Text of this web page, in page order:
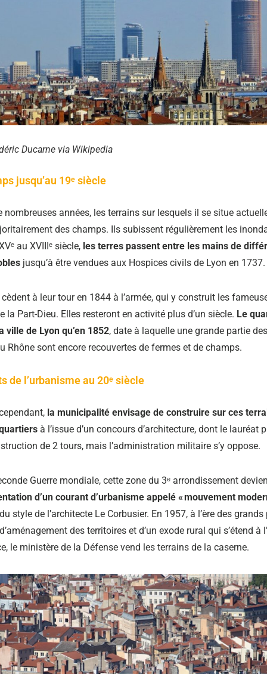
Ducarne via Wikipedia
jusqu’au 19ᵉ siècle
nombreuses années, les terrains sur lesquels il se situe
des champs. Ils subissent régulièrement les
au XVIIIᵉ siècle, les terres passent entre les mains de
jusqu’à être vendues aux Hospices civils de Lyon en 1737.
cèdent à leur tour en 1844 à l’armée, qui y construit les
la Part-Dieu. Elles resteront en activité plus d’un siècle. Le
ville de Lyon qu’en 1852, date à laquelle une grande partie
Rhône sont encore recouvertes de fermes et de champs.
de l’urbanisme au 20ᵉ siècle
la municipalité envisage de construire sur ces
à l’issue d’un concours d’architecture, dont le lauréat
de 2 tours, mais l’administration militaire s’y oppose.
Guerre mondiale, cette zone du 3ᵉ arrondissement
d’un courant d’urbanisme appelé « mouvement
style de l’architecte Le Corbusier. En 1957, à l’ère des
des territoires et d’un exode rural qui s’étend à
le ministère de la Défense vend les terrains de la caserne.